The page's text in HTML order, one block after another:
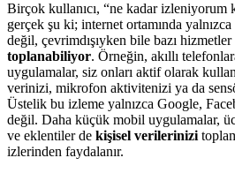
Birçok kullanıcı, “ne kadar izleniyorum
gerçek şu ki; internet ortamında
değil, çevrimdışıyken bile bazı hizmetler
toplanabiliyor. Örneğin, akıllı
uygulamalar, siz onları aktif olarak
verinizi, mikrofon aktivitenizi ya da
Üstelik bu izleme yalnızca Google,
değil. Daha küçük mobil uygulamalar,
ve eklentiler de kişisel verilerinizi
izlerinden faydalanır.